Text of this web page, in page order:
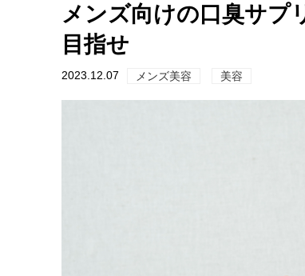
メンズ向けの口臭サプ
目指せ
2023.12.07 メンズ美容 美容